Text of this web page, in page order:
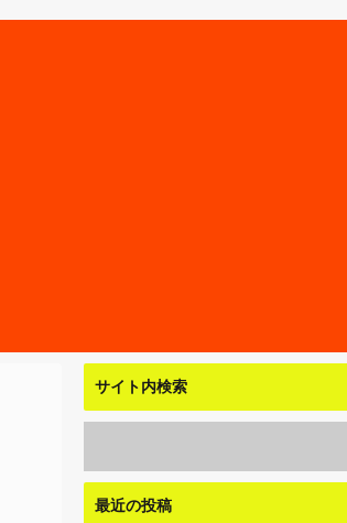
サイト内検索
最近の投稿